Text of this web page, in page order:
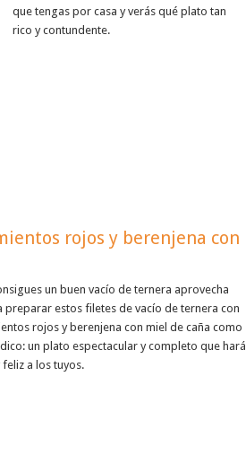
que tengas por casa y verás qué plato tan
rico y contundente.
rojos y berenjena con
un buen vacío de ternera aprovecha
preparar estos filetes de vacío de ternera con
rojos y berenjena con miel de caña como
un plato espectacular y completo que hará
feliz a los tuyos.